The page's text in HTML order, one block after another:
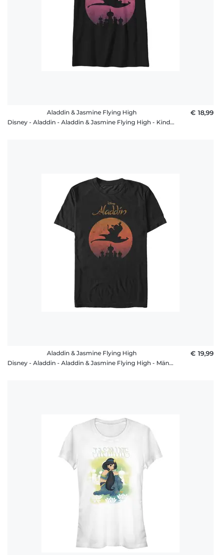
Aladdin & Jasmine Flying High
Disney - Aladdin - Aladdin & Jasmine Flying High - Kinder T-Shirt
€ 18,99
Aladdin & Jasmine Flying High
Disney - Aladdin - Aladdin & Jasmine Flying High - Männer T-Shirt
€ 19,99